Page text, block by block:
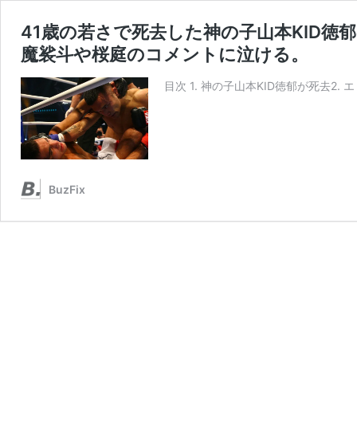
41歳の若さで死去した神の子山本KID徳
魔裟斗や桜庭のコメントに泣ける。
目次 1. 神の子山本KID徳郁が死去2.
BuzFix